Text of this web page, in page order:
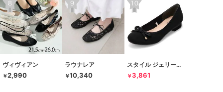
ヴィヴィアン
￥2,990
ラウナレア
￥10,340
スタイル ジェリービーンズ
￥3,861